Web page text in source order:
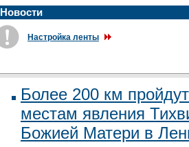
Новости
Настройка ленты
Более 200 км
местам явления
Божией Матери в